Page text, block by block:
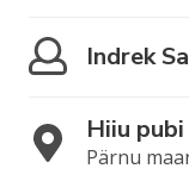
Indrek
Hiiu pubi
Pärnu